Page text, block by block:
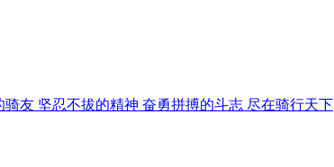
友 坚忍不拔的精神 奋勇拼搏的斗志 尽在骑行天下